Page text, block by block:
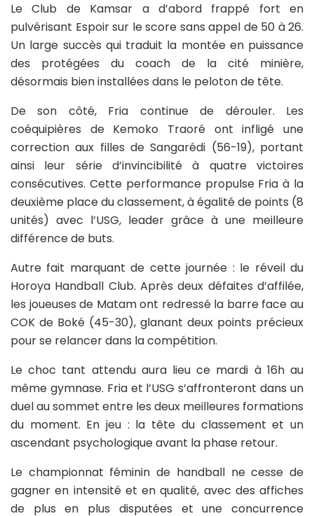
Le Club de Kamsar a d’abord frappé fort en
pulvérisant Espoir sur le score sans appel de 50 à 26.
Un large succès qui traduit la montée en puissance
des protégées du coach de la cité minière,
désormais bien installées dans le peloton de tête.
De son côté, Fria continue de dérouler. Les
coéquipières de Kemoko Traoré ont infligé une
correction aux filles de Sangarédi (56-19), portant
ainsi leur série d’invincibilité à quatre victoires
consécutives. Cette performance propulse Fria à la
deuxième place du classement, à égalité de points (8
unités) avec l’USG, leader grâce à une meilleure
différence de buts.
Autre fait marquant de cette journée : le réveil du
Horoya Handball Club. Après deux défaites d’affilée,
les joueuses de Matam ont redressé la barre face au
COK de Boké (45-30), glanant deux points précieux
pour se relancer dans la compétition.
Le choc tant attendu aura lieu ce mardi à 16h au
même gymnase. Fria et l’USG s’affronteront dans un
duel au sommet entre les deux meilleures formations
du moment. En jeu : la tête du classement et un
ascendant psychologique avant la phase retour.
Le championnat féminin de handball ne cesse de
gagner en intensité et en qualité, avec des affiches
de plus en plus disputées et une concurrence